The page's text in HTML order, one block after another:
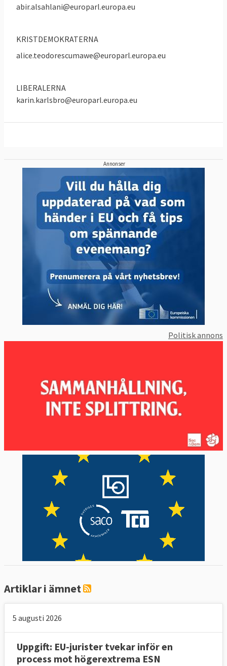
Att vara största parti i Europaparlamentet
möjligheten att utse vem som ska få den
inflytelserika posten som EU-
abir.alsahlani@europarl.europa.eu
KRISTDEMOKRATERNA
alice.teodorescumawe@europarl.europa.eu
LIBERALERNA
karin.karlsbro@europarl.europa.eu
Annonser
Politisk annons
Artiklar i ämnet
5 augusti 2026
Uppgift: EU-jurister tvekar inför en
process mot högerextrema ESN